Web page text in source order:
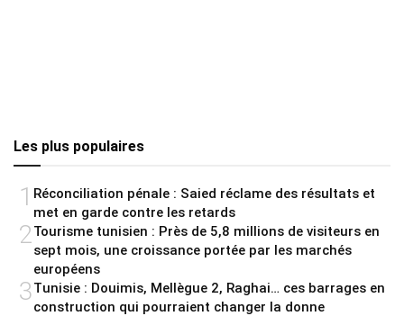
Les plus populaires
1 Réconciliation pénale : Saied réclame des résultats et
met en garde contre les retards
2Tourisme tunisien : Près de 5,8 millions de visiteurs en
sept mois, une croissance portée par les marchés
européens
3Tunisie : Douimis, Mellègue 2, Raghai… ces barrages en
construction qui pourraient changer la donne